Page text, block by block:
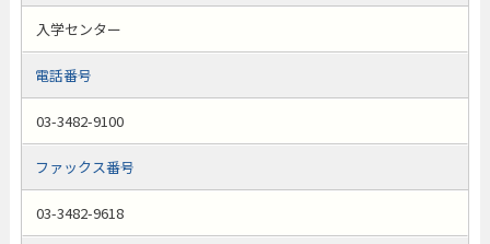
入学センター
電話番号
03-3482-9100
ファックス番号
03-3482-9618